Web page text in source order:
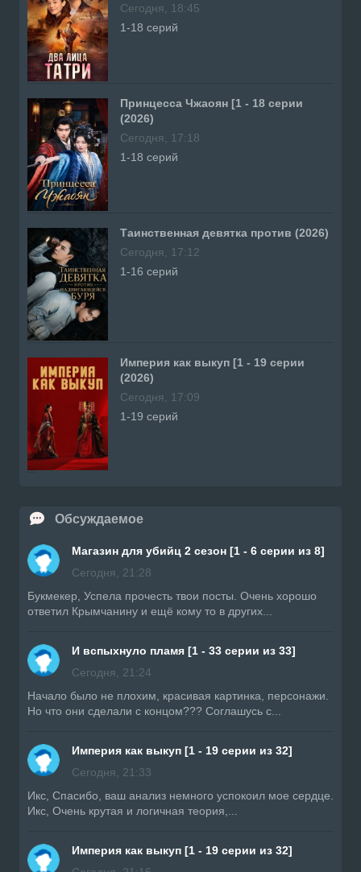
Сегодня, 18:45
1-18 серий
Принцесса Чжаоян [1 - 18 серии
(2026)
Сегодня, 17:18
1-18 серий
Таинственная девятка против (2026)
Сегодня, 17:12
1-16 серий
Империя как выкуп [1 - 19 серии
(2026)
Сегодня, 17:09
1-19 серий
Обсуждаемое
Магазин для убийц 2 сезон [1 - 6 серии из 8]
Сегодня, 21:28
Букмекер, Успела прочесть твои посты. Очень хорошо
ответил Крымчанину и ещё кому то в других...
И вспыхнуло пламя [1 - 33 серии из 33]
Сегодня, 21:24
Начало было не плохим, красивая картинка, персонажи.
Но что они сделали с концом??? Соглашусь с...
Империя как выкуп [1 - 19 серии из 32]
Сегодня, 21:33
Икс, Спасибо, ваш анализ немного успокоил мое сердце.
Икс, Очень крутая и логичная теория,...
Империя как выкуп [1 - 19 серии из 32]